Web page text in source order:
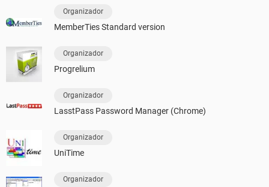
Organizador
MemberTies Standard version
Organizador
Progrelium
Organizador
LasstPass Password Manager (Chrome)
Organizador
UniTime
Organizador